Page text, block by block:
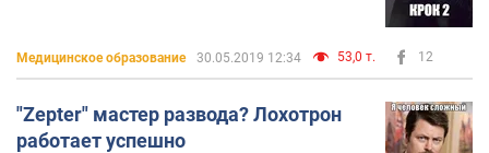
Медицинское образование 30.05.2019 12:34 53,0 т. 12
"Zepter" мастер развода? Лохотрон
работает успешно